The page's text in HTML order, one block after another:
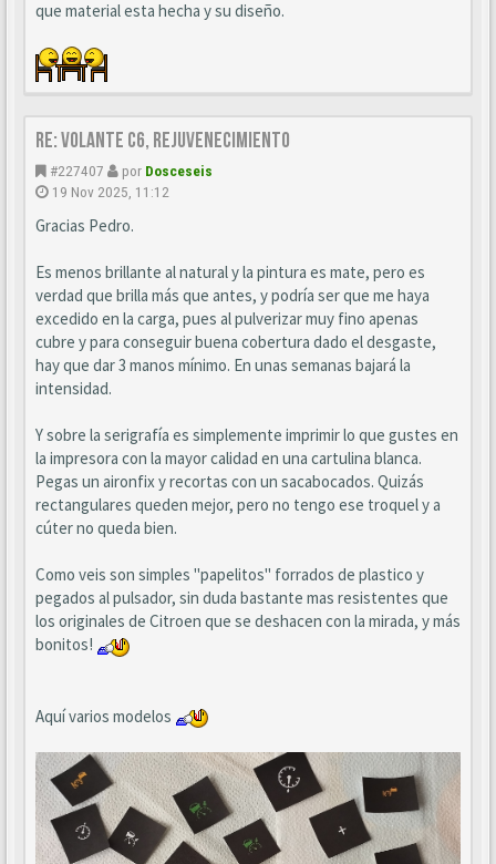
que material esta hecha y su diseño.
Re: Volante C6, Rejuvenecimiento
#227407 por Dosceseis
19 Nov 2025, 11:12
Gracias Pedro.
Es menos brillante al natural y la pintura es mate, pero es
verdad que brilla más que antes, y podría ser que me haya
excedido en la carga, pues al pulverizar muy fino apenas
cubre y para conseguir buena cobertura dado el desgaste,
hay que dar 3 manos mínimo. En unas semanas bajará la
intensidad.
Y sobre la serigrafía es simplemente imprimir lo que gustes en
la impresora con la mayor calidad en una cartulina blanca.
Pegas un aironfix y recortas con un sacabocados. Quizás
rectangulares queden mejor, pero no tengo ese troquel y a
cúter no queda bien.
Como veis son simples "papelitos" forrados de plastico y
pegados al pulsador, sin duda bastante mas resistentes que
los originales de Citroen que se deshacen con la mirada, y más
bonitos!
Aquí varios modelos